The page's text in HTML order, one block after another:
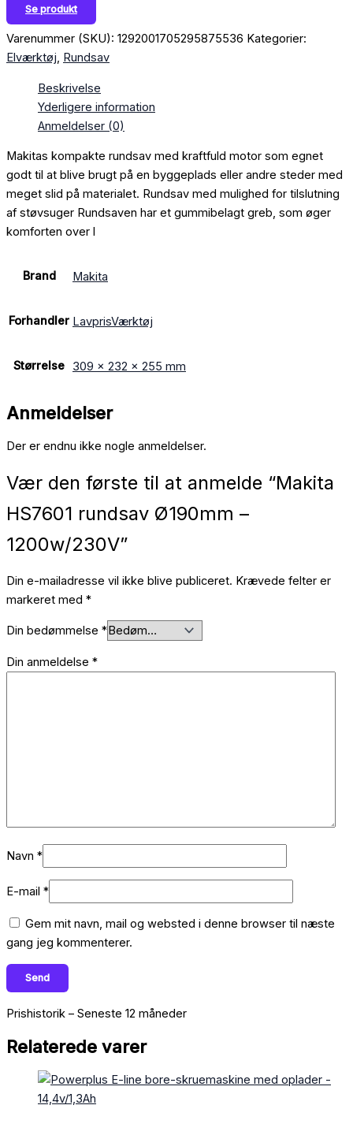
Se produkt
Varenummer (SKU): 1292001705295875536 Kategorier:
Elværktøj, Rundsav
Beskrivelse
Yderligere information
Anmeldelser (0)
Makitas kompakte rundsav med kraftfuld motor som egnet
godt til at blive brugt på en byggeplads eller andre steder med
meget slid på materialet. Rundsav med mulighed for tilslutning
af støvsuger Rundsaven har et gummibelagt greb, som øger
komforten over l
Brand Makita
Forhandler LavprisVærktøj
Størrelse 309 x 232 x 255 mm
Anmeldelser
Der er endnu ikke nogle anmeldelser.
Vær den første til at anmelde “Makita
HS7601 rundsav Ø190mm –
1200w/230V”
Din e-mailadresse vil ikke blive publiceret. Krævede felter er
markeret med *
Din bedømmelse *
Din anmeldelse *
Navn *
E-mail *
Gem mit navn, mail og websted i denne browser til næste
gang jeg kommenterer.
Prishistorik – Seneste 12 måneder
Relaterede varer